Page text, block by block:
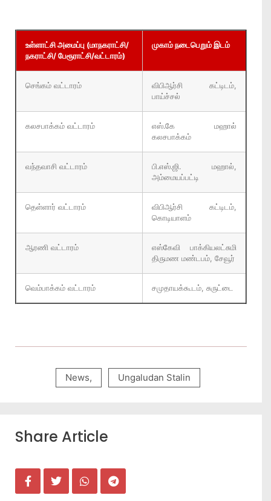
உள்ளாட்சி அமைப்பு (மாநகராட்சி/
நகராட்சி/ பேரூராட்சி/வட்டாரம்)
முகாம் நடைபெறும் இடம்
செங்கம் வட்டாரம்
விபிஆர்சி கட்டிடம்,
பாய்ச்சல்
கலசபாக்கம் வட்டாரம்
எஸ்.கே மஹால்
கலசபாக்கம்
வந்தவாசி வட்டாரம்
பி.எஸ்.ஜி. மஹால்,
அம்மையப்பட்டி
தெள்ளார் வட்டாரம்
விபிஆர்சி கட்டிடம்,
கொடியாளம்
ஆரணி வட்டாரம்
எஸ்கேவி பாக்கியலட்சுமி
திருமண மண்டபம், சேவூர்
வெம்பாக்கம் வட்டாரம் சமுதாயக்கூடம், சுருட்டை
News, Ungaludan Stalin
Share Article